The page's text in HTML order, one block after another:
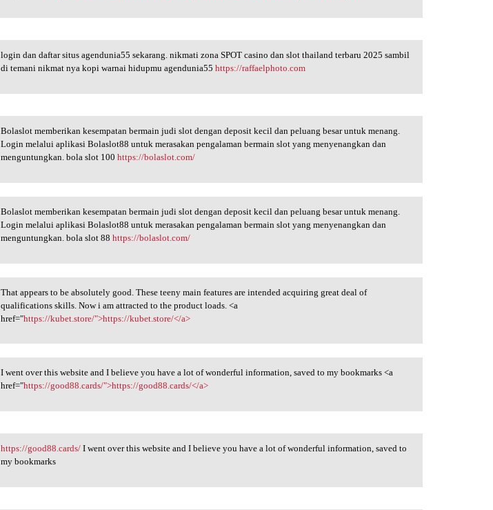
login dan daftar situs
login dan daftar situs agendunia55 sekarang. nikmati zona SPOT casino dan slot thailand terbaru 2025 sambil
di temani nikmat nya kopi warnai hidupmu agendunia55https://raffaelphoto.com
Bolaslot memberikan
Bolaslot memberikan kesempatan bermain judi slot dengan deposit kecil dan peluang besar untuk menang.
Login melalui aplikasi Bolaslot88 untuk merasakan pengalaman bermain slot yang menyenangkan dan
menguntungkan. bola slot 100https://bolaslot.com/
Bolaslot memberikan
Bolaslot memberikan kesempatan bermain judi slot dengan deposit kecil dan peluang besar untuk menang.
Login melalui aplikasi Bolaslot88 untuk merasakan pengalaman bermain slot yang menyenangkan dan
menguntungkan. bola slot 88https://bolaslot.com/
That appears to be absolutely
That appears to be absolutely good. These teeny main features are intended acquiring great deal of
qualifications skills. Now i am attracted to the product loads. <a
href="https://kubet.store/">https://kubet.store/</a>
I went over this website
I went over this website and I believe you have a lot of wonderful information, saved to my bookmarks <a
href="https://good88.cards/">https://good88.cards/</a>
https://good88.cards/ I went
https://good88.cards/ I went over this website and I believe you have a lot of wonderful information, saved to
my bookmarks